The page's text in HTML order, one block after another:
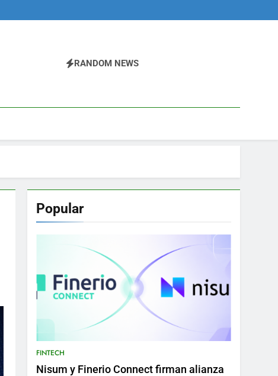
RANDOM NEWS
Popular
FINTECH
Nisum y Finerio Connect firman alianza